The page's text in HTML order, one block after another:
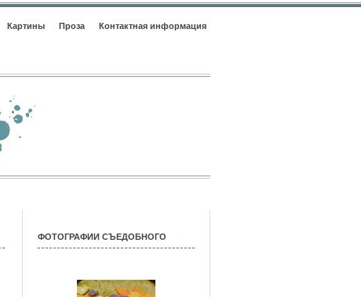
Картины Проза Контактная информация
ФОТОГРАФИИ СЪЕДОБНОГО